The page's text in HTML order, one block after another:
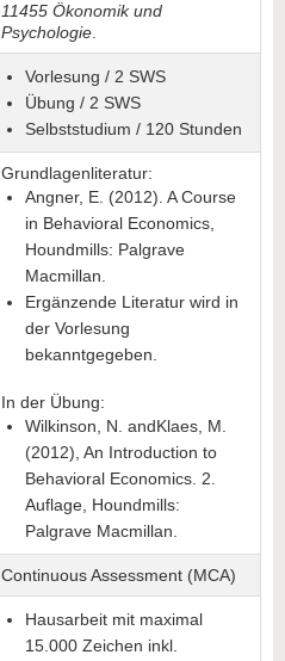
11455 Ökonomik und
Psychologie
Vorlesung / 2 SWS
Übung / 2 SWS
Selbststudium / 120 Stunden
Grundlagenliteratur:
Angner, E. (2012). A Course
in Behavioral Economics,
Houndmills: Palgrave
Macmillan.
Ergänzende Literatur wird in
der Vorlesung
bekanntgegeben.
In der Übung:
Wilkinson, N. andKlaes, M.
(2012), An Introduction to
Behavioral Economics. 2.
Auflage, Houndmills:
Palgrave Macmillan.
Continuous Assessment (MCA)
Hausarbeit mit maximal
15.000 Zeichen inkl.